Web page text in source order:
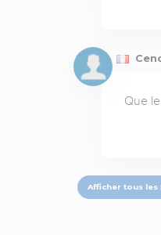
Que
Afficher tous les